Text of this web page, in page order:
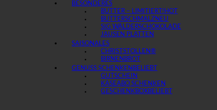
BESONDERES
BUTTER – LIMITIERT!
BUTTERSCHMALZ
SIG WÄLDERSCHOKOLADE
JAUSEN PLATTEN
SAISONALES
CHRISTSTOLLEN®
BIRNENBROT
GENUSS SCHENKEN
GUTSCHEIN
KÄSEABO SCHENKEN
GESCHENKBOX